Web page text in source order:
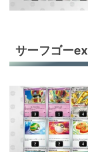
サーフゴーex